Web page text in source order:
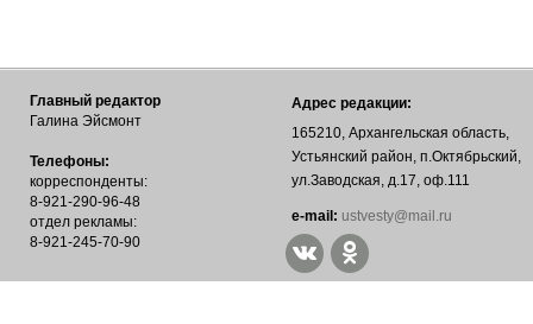
Главный редактор
Галина Эйсмонт
Телефоны:
корреспонденты:
8-921-290-96-48
отдел рекламы:
8-921-245-70-90
Адрес редакции:
165210, Архангельская область,
Устьянский район, п.Октябрьский,
ул.Заводская, д.17, оф.111
е-mail: ustvesty@mail.ru